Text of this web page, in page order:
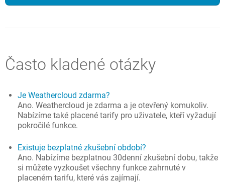
Často kladené otázky
Je Weathercloud zdarma?
Ano. Weathercloud je zdarma a je otevřený komukoliv.
Nabízíme také placené tarify pro uživatele, kteří vyžadují
pokročilé funkce.
Existuje bezplatné zkušební období?
Ano. Nabízíme bezplatnou 30denní zkušební dobu, takže
si můžete vyzkoušet všechny funkce zahrnuté v
placeném tarifu, které vás zajímají.